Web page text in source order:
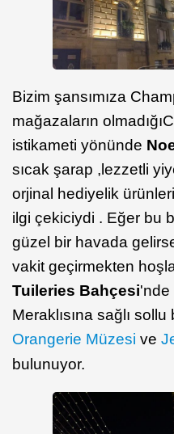
Bizim şansımıza
mağazaların olmadığı
istikameti yönünde
sıcak şarap ,lezzetli
orjinal hediyelik
ilgi çekiciydi . Eğer bu
güzel bir havada
vakit geçirmekten
Tuileries Bahçesi'nde
Meraklısına sağlı
Orangerie Müzesi ve
bulunuyor.